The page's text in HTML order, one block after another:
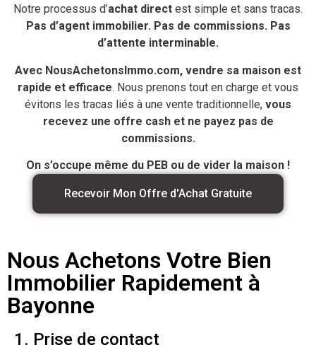
Notre processus d’achat direct est simple et sans tracas.
Pas d’agent immobilier. Pas de commissions. Pas
d’attente interminable.
Avec NousAchetonsImmo.com, vendre sa maison est
rapide et efficace. Nous prenons tout en charge et vous
évitons les tracas liés à une vente traditionnelle, vous
recevez une offre cash et ne payez pas de
commissions.
On s’occupe même du PEB ou de vider la maison !
Recevoir Mon Offre d'Achat Gratuite
Nous Achetons Votre Bien
Immobilier Rapidement à
Bayonne
1. Prise de contact